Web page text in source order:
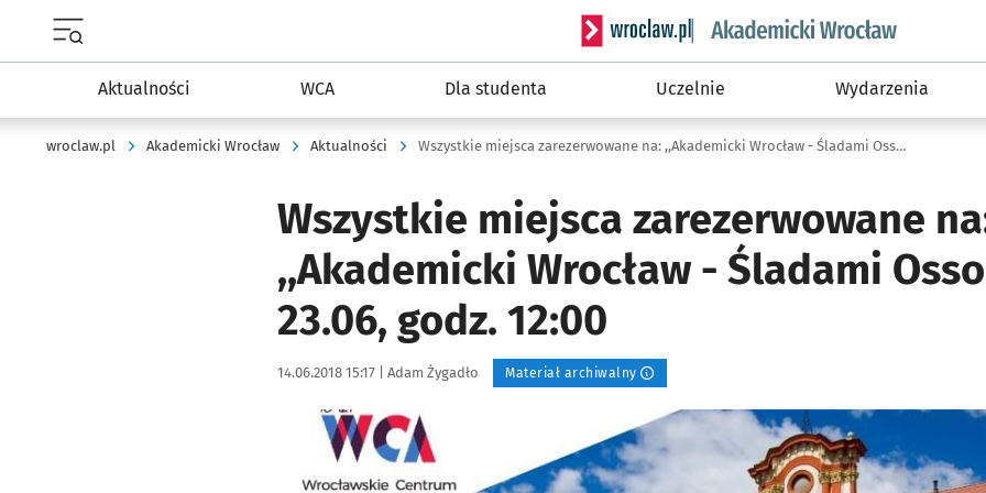
Menu główne portalu wroclaw.pl
Serwis informacyjny wroclaw.pl podserwis:
Aktualności WCA Dla studenta Uczelnie Wydarzenia
wroclaw.pl Akademicki Wrocław Aktualności Wszystkie miejsca zarezerwowane na: ,,Akademicki Wrocław - Śladami Ossolineum" 23.06, godz. 12:00
Wszystkie miejsca zarezerwowane
,,Akademicki Wrocław - Śladami
23.06, godz. 12:00
Data publikacji:
14.06.2018 15:17 | Autor:
Adam Żygadło Materiał archiwalny
Kliknij, aby powiększyć